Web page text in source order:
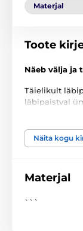
Materjal
Toote
Näeb välja ja
Täielikult
läbipaistval
Ülimalt
4
Näita kogu
Materjal
```